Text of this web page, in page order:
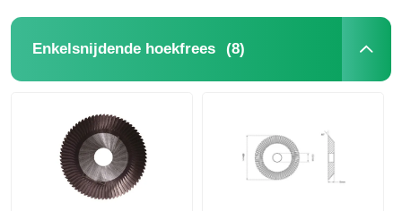
Enkelsnijdende hoekfrees (8)